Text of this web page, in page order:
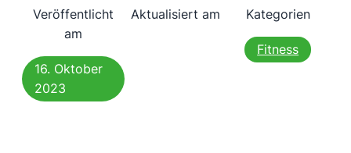
Veröffentlicht
am
16. Oktober
2023
Aktualisiert am Kategorien
Fitness